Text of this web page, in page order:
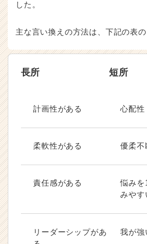
した。
主な言い換えの方法は、下記の表の
長所 短所
計画性がある 心配性
柔軟性がある 優柔不
責任感がある
悩みを
みやす
リーダーシップがあ
我が強